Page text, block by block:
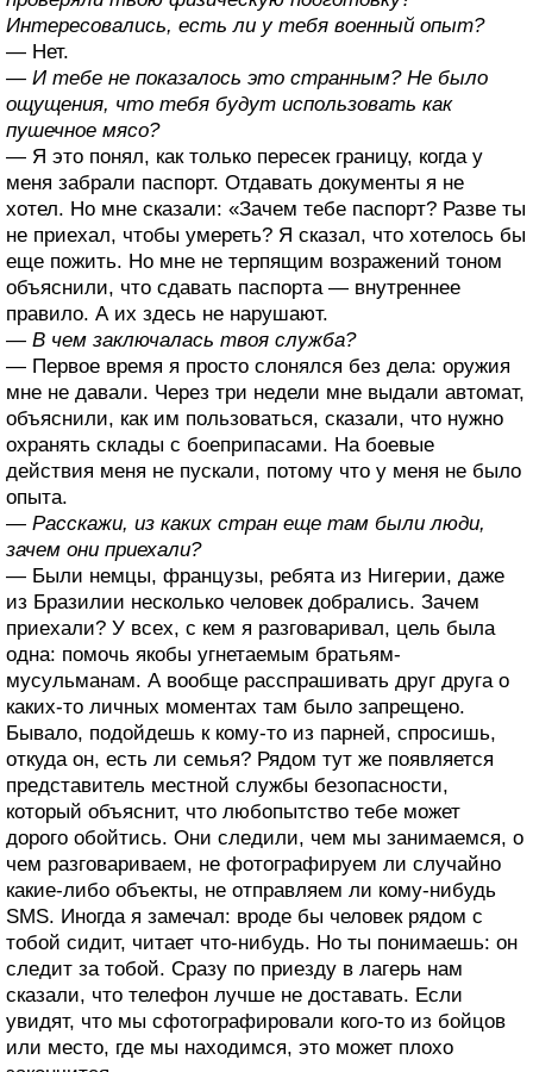
Интересовались, есть ли у тебя военный опыт?
— Нет.
— И тебе не показалось это странным? Не было
ощущения, что тебя будут использовать как
пушечное мясо?
— Я это понял, как только пересек границу, когда у
меня забрали паспорт. Отдавать документы я не
хотел. Но мне сказали: «Зачем тебе паспорт? Разве ты
не приехал, чтобы умереть? Я сказал, что хотелось бы
еще пожить. Но мне не терпящим возражений тоном
объяснили, что сдавать паспорта — внутреннее
правило. А их здесь не нарушают.
— В чем заключалась твоя служба?
— Первое время я просто слонялся без дела: оружия
мне не давали. Через три недели мне выдали автомат,
объяснили, как им пользоваться, сказали, что нужно
охранять склады с боеприпасами. На боевые
действия меня не пускали, потому что у меня не было
опыта.
— Расскажи, из каких стран еще там были люди,
зачем они приехали?
— Были немцы, французы, ребята из Нигерии, даже
из Бразилии несколько человек добрались. Зачем
приехали? У всех, с кем я разговаривал, цель была
одна: помочь якобы угнетаемым братьям-
мусульманам. А вообще расспрашивать друг друга о
каких-то личных моментах там было запрещено.
Бывало, подойдешь к кому-то из парней, спросишь,
откуда он, есть ли семья? Рядом тут же появляется
представитель местной службы безопасности,
который объяснит, что любопытство тебе может
дорого обойтись. Они следили, чем мы занимаемся, о
чем разговариваем, не фотографируем ли случайно
какие-либо объекты, не отправляем ли кому-нибудь
SMS. Иногда я замечал: вроде бы человек рядом с
тобой сидит, читает что-нибудь. Но ты понимаешь: он
следит за тобой. Сразу по приезду в лагерь нам
сказали, что телефон лучше не доставать. Если
увидят, что мы сфотографировали кого-то из бойцов
или место, где мы находимся, это может плохо